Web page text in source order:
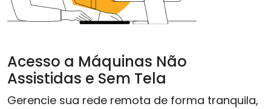
Acesso a Máquinas Não
Assistidas e Sem Tela
Gerencie sua rede remota de forma tranquila,